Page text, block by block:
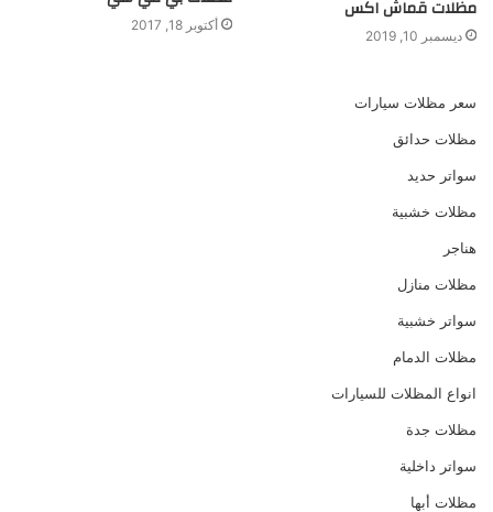
مظلات قماش اكس
ديسمبر 10, 2019
أكتوبر 18, 2017
سعر مظلات سيارات
مظلات حدائق
سواتر حديد
مظلات خشبية
هناجر
مظلات منازل
سواتر خشبية
مظلات الدمام
انواع المظلات للسيارات
مظلات جدة
سواتر داخلية
مظلات أبها